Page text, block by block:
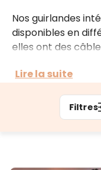
Nos guirlandes
disponibles en
elles ont des
de lumière et de
prolongeables
professionnelles.
Lire la suite
Filtres